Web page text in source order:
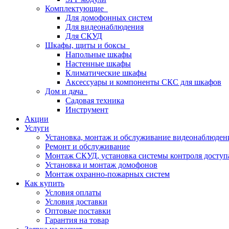
Комплектующие
Для домофонных систем
Для видеонаблюдения
Для СКУД
Шкафы, щиты и боксы
Напольные шкафы
Настенные шкафы
Климатические шкафы
Аксессуары и компоненты СКС для шкафов
Дом и дача
Садовая техника
Инструмент
Акции
Услуги
Установка, монтаж и обслуживание
Ремонт и обслуживание
Монтаж СКУД, установка системы контроля
Установка и монтаж домофонов
Монтаж охранно-пожарных систем
Как купить
Условия оплаты
Условия доставки
Оптовые поставки
Гарантия на товар